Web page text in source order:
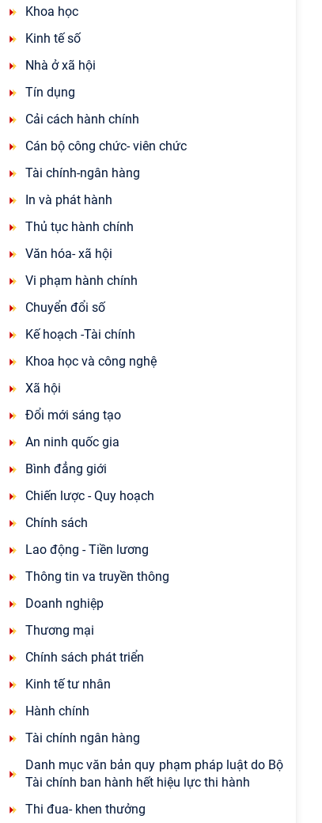
Khoa học
Kinh tế số
Nhà ở xã hội
Tín dụng
Cải cách hành chính
Cán bộ công chức- viên chức
Tài chính-ngân hàng
In và phát hành
Thủ tục hành chính
Văn hóa- xã hội
Vi phạm hành chính
Chuyển đổi số
Kế hoạch -Tài chính
Khoa học và công nghệ
Xã hội
Đổi mới sáng tạo
An ninh quốc gia
Bình đẳng giới
Chiến lược - Quy hoạch
Chính sách
Lao động - Tiền lương
Thông tin va truyền thông
Doanh nghiệp
Thương mại
Chính sách phát triển
Kinh tế tư nhân
Hành chính
Tài chính ngân hàng
Danh mục văn bản quy phạm pháp luật do Bộ
Tài chính ban hành hết hiệu lực thi hành
Thi đua- khen thưởng